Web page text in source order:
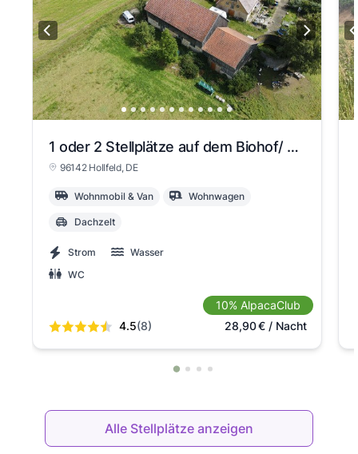
1 oder 2 Stellplätze auf dem Biohof/ Fränkische Schweiz an der Wiesent
96142 Hollfeld, DE
Wohnmobil & Van Wohnwagen
Dachzelt
Strom
Wasser
WC
4.5(8)
10% AlpacaClub
28,90€/ Nacht
Alle Stellplätze anzeigen